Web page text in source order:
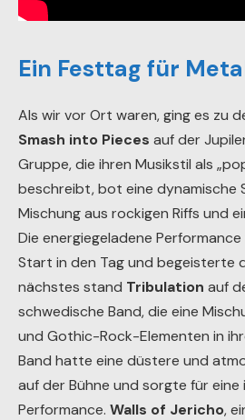
Ein Festtag für
Als wir vor Ort waren, ging es zu
Smash into Pieces auf der
Gruppe, die ihren Musikstil als
beschreibt, bot eine dynamische
Mischung aus rockigen Riffs und
Die energiegeladene
Start in den Tag und begeisterte
nächstes stand Tribulation auf
schwedische Band, die eine
und Gothic-Rock-Elementen in
Band hatte eine düstere und
auf der Bühne und sorgte für eine
Performance. Walls of Jericho,